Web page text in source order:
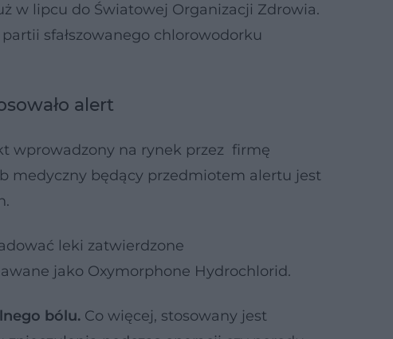
w lipcu do Światowej Organizacji Zdrowia.
sfałszowanego chlorowodorku
alert
wprowadzony na rynek przez firmę
medyczny będący przedmiotem alertu jest
leki zatwierdzone
jako Oxymorphone Hydrochlorid.
bólu. Co więcej, stosowany jest